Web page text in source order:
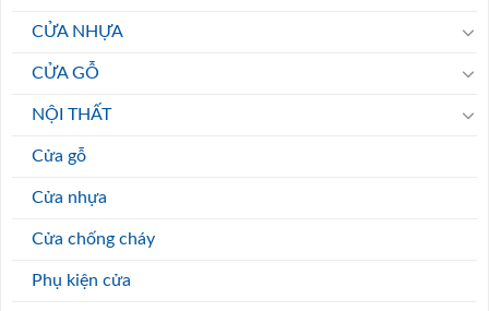
CỬA NHỰA
CỬA GỖ
NỘI THẤT
Cửa gỗ
Cửa nhựa
Cửa chống cháy
Phụ kiện cửa